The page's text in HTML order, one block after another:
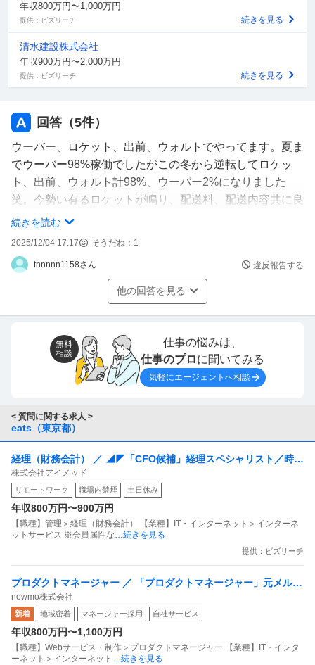
年収800万円〜1,000万円
提供：ビズリーチ 続きを見る
清水建設株式会社
年収900万円〜2,000万円
提供：ビズリーチ 続きを見る
回答（5件）
ウーバー、ロケット、出前、ウォルトでやってます。夏ま
でウーバー98%稼働でしたがこの冬から逆転してロケッ
ト、出前、ウォルト計98%、ウーバー2%になりました
笑。今勢い有るロケットが鳴り、配送料、配送内容共に良
いですね、出前はウーバーの単価低い時は似たような低い
10km＋ドロップ3kmとか平気で遠方から呼ばれますが単
価良ければ取る感じです。別に店員さんはウーバーバッグ
で出前ピックしようが、ウォルトバックでロケットピック
クは論外。とにかくケチウーバーのクエスト呪縛からのが
れられて嬉しいです。単価が安す過ぎで人を何だと思って
るのでしょうかね？20km 1200円とか大の大人舐めてま
続きを読む
2025/12/04 17:17 そうだね： 1
tnnnnn1158さん 違反報告する
他の回答を見る
無料
相談
仕事の悩みは、
仕事のプロに聞いてみる
気軽にエージェントへ相談
< 質問に関する求人 >
eats（東京都）
経理（財務会計） ／ ◢◤「CFO候補」経理スペシャリスト／時差
出勤制度あり◢◤決算・監査対応までスキル拡張／医療DXベンチ
ャー！
株式会社アイメッド
リモートワーク 職場内禁煙 土日休み
年収800万円〜900万円
【職種】管理＞経理（財務会計） 【業種】IT・インターネット＞インターネ
ットサービス ※会員属性な…続きを見る
提供：ビズリーチ
プロダクトマネージャー ／ 「プロダクトマネージャー」元メルカ
リ青柳が創業！199億円調達のモビリティDXを牽引
newmo株式会社
新着 地域密着 マネージャー採用 自社サービス
年収800万円〜1,100万円
【職種】Webサービス・制作＞プロダクトマネージャー 【業種】IT・インタ
ーネット＞インターネット …続きを見る